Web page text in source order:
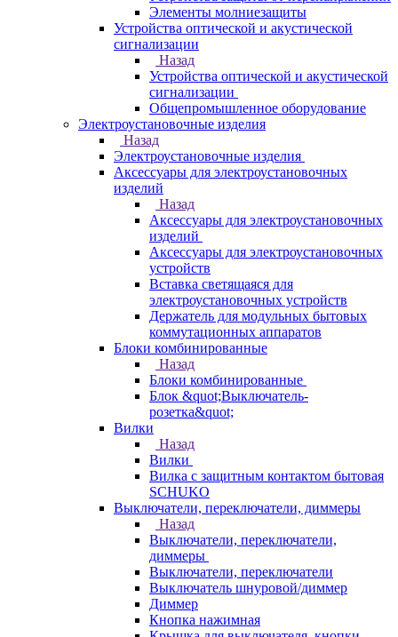
Элементы молниезащиты
Устройства оптической и акустической
сигнализации
Назад
Устройства оптической и акустической
сигнализации
Общепромышленное оборудование
Электроустановочные изделия
Назад
Электроустановочные изделия
Аксессуары для электроустановочных
изделий
Назад
Аксессуары для электроустановочных
изделий
Аксессуары для электроустановочных
устройств
Вставка светящаяся для
электроустановочных устройств
Держатель для модульных бытовых
коммутационных аппаратов
Блоки комбинированные
Назад
Блоки комбинированные
Блок &quot;Выключатель-
розетка&quot;
Вилки
Назад
Вилки
Вилка с защитным контактом бытовая
SCHUKO
Выключатели, переключатели, диммеры
Назад
Выключатели, переключатели,
диммеры
Выключатели, переключатели
Выключатель шнуровой/диммер
Диммер
Кнопка нажимная